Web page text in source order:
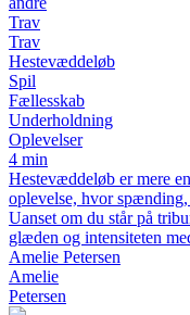
Trav
Trav
Hestevæddeløb
Spil
Fællesskab
Underholdning
Oplevelser
4 min
Hestevæddeløb er mere
oplevelse, hvor
Uanset om du står på
glæden og intensiteten
Amelie Petersen
Amelie
Petersen